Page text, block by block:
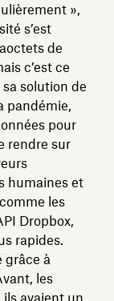
»,
s’est
de
c’est ce
solution de
pandémie,
pour
rendre sur
humaines et
les
Dropbox,
rapides.
grâce à
les